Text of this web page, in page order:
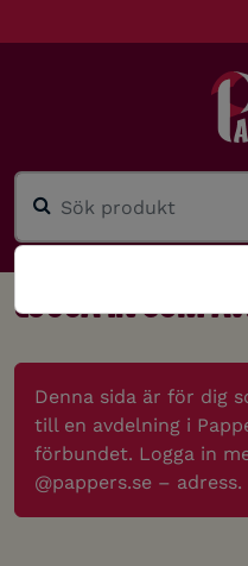
Logga in som
Denna sida är för dig
till en avdelning i
förbundet. Logga in
@pappers.se – adress.